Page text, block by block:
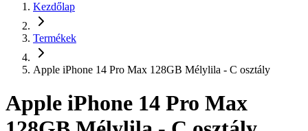
Kezdőlap
Termékek
Apple iPhone 14 Pro Max 128GB Mélylila - C osztály
Apple iPhone 14 Pro Max